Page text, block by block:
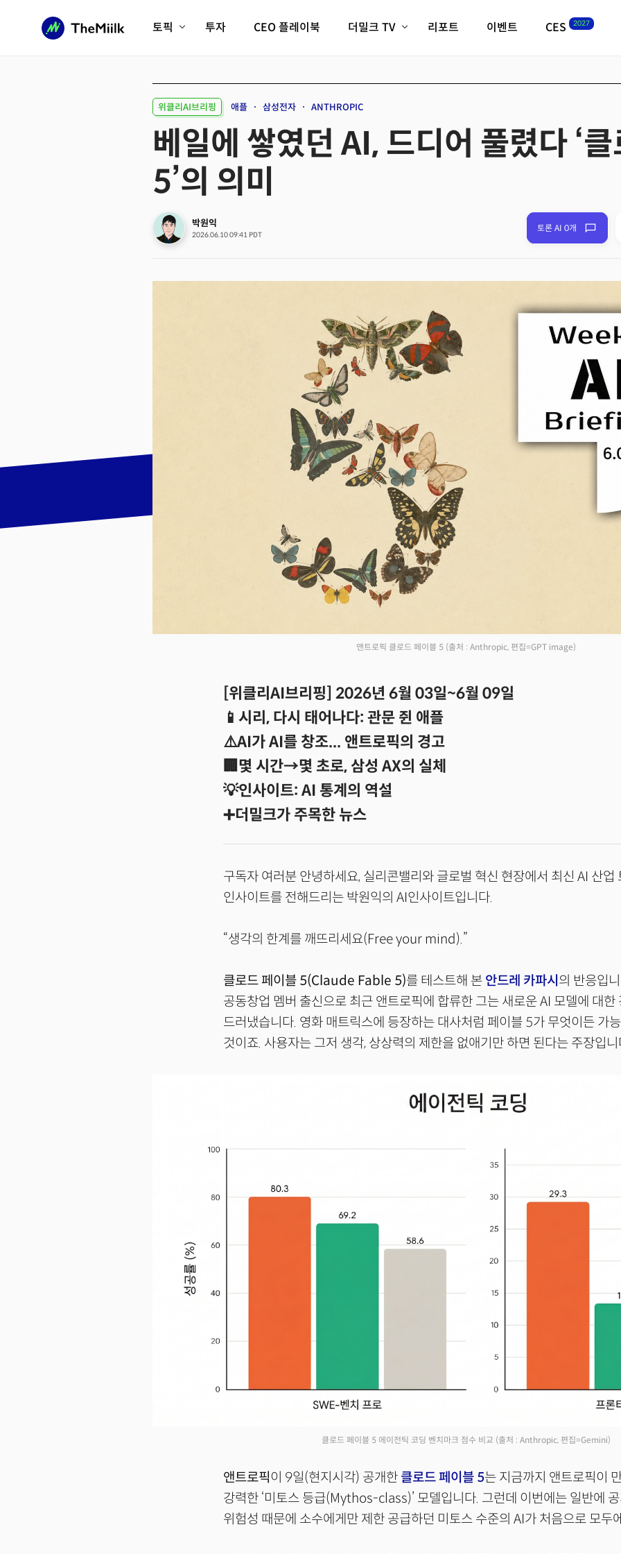
토픽
피지컬AI/로봇
AX비즈니스혁명
디지털자산
미래 교육/직업
전체 기사 보기
투자 CEO 플레이북 더밀크 TV
크리스의 뉴욕 시그널
리포트 이벤트 CES 2027
필드 가이드
CES2027 with
위클리AI브리핑 애플 삼성전자 ANTHROPIC
베일에 쌓였던 AI, 드디어 풀렸다 ‘
5’의 의미
박원익
2026.06.10 09:41 PDT
토론 AI 0개
Twitter
기사링크 복사
앤트로픽 클로드 페이블 5 (출처 : Anthropic, 편집=GPT image)
[위클리AI브리핑] 2026년 6월 03일~6월 09일
📱시리, 다시 태어나다: 관문 쥔 애플
⚠️AI가 AI를 창조... 앤트로픽의 경고
🏢몇 시간→몇 초로, 삼성 AX의 실체
💡인사이트: AI 통계의 역설
➕더밀크가 주목한 뉴스
구독자 여러분 안녕하세요, 실리콘밸리와 글로벌 혁신 현장에서 최신 AI 산업
인사이트를 전해드리는 박원익의 AI인사이트입니다.
“생각의 한계를 깨뜨리세요(Free your mind).”
클로드 페이블 5(Claude Fable 5)를 테스트해 본 안드레 카파시 의 반응입
공동창업 멤버 출신으로 최근 앤트로픽에 합류한 그는 새로운 AI 모델에 대한
드러냈습니다. 영화 매트릭스에 등장하는 대사처럼 페이블 5가 무엇이든 가
것이죠. 사용자는 그저 생각, 상상력의 제한을 없애기만 하면 된다는 주장입니
클로드 페이블 5 에이전틱 코딩 벤치마크 점수 비교 (출처 : Anthropic, 편집=Gemini)
앤트로픽이 9일(현지시각) 공개한 클로드 페이블 5는 지금까지 앤트로픽이
강력한 ‘미토스 등급(Mythos-class)’ 모델입니다. 그런데 이번에는 일반에
위험성 때문에 소수에게만 제한 공급하던 미토스 수준의 AI가 처음으로 모두